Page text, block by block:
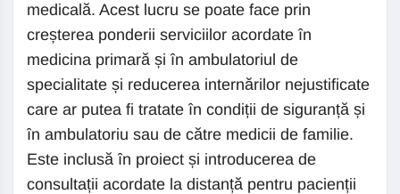
medicală. Acest lucru se poate face prin
creșterea ponderii serviciilor acordate în
medicina primară și în ambulatoriul de
specialitate și reducerea internărilor nejustificate
care ar putea fi tratate în condiții de siguranță și
în ambulatoriu sau de către medicii de familie.
Este inclusă în proiect și introducerea de
consultații acordate la distanță pentru pacienții